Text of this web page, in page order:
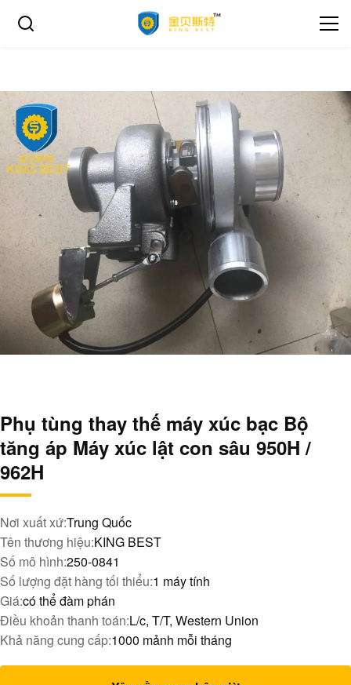
Phụ tùng thay thế máy xúc bạc Bộ
tăng áp Máy xúc lật con sâu 950H /
962H
Nơi xuất xứ:Trung Quốc
Tên thương hiệu:KING BEST
Số mô hình:250-0841
Số lượng đặt hàng tối thiểu:1 máy tính
Giá:có thể đàm phán
Điều khoản thanh toán:L/c, T/T, Western Union
Khả năng cung cấp:1000 mảnh mỗi tháng